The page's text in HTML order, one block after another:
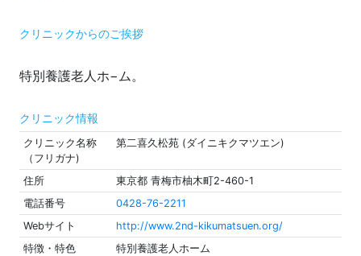
クリニックからのご挨拶
クリニック情報
クリニック名称
（フリガナ)
第二喜久松苑 (ダイニキクマツエン)
住所
東京都 青梅市柚木町2-460-1
電話番号
0428-76-2211
Webサイト
http://www.2nd-kikumatsuen.org/
特徴・特色
特別養護老人ホーム